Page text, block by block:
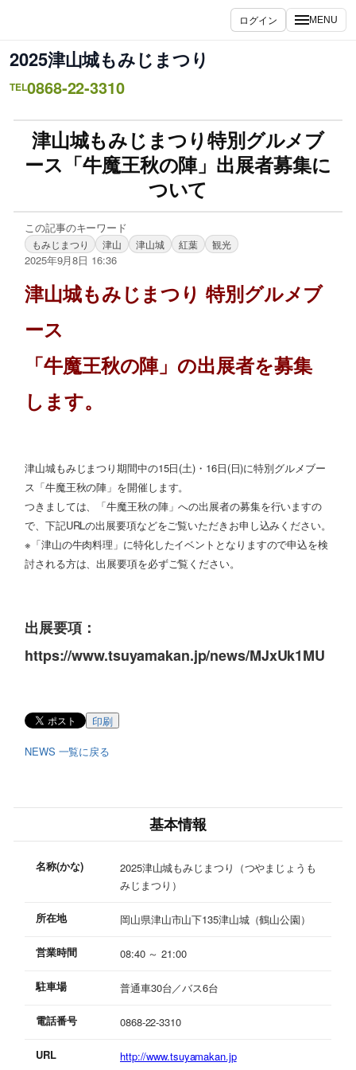
ログイン MENU
2025津山城もみじまつり
TEL0868-22-3310
津山城もみじまつり特別グルメブ
ース「牛魔王秋の陣」出展者募集に
ついて
この記事のキーワード
もみじまつり 津山 津山城 紅葉 観光
2025年9月8日 16:36
津山城もみじまつり 特別グルメブ
ース
「牛魔王秋の陣」の出展者を募集
します。
津山城もみじまつり期間中の15日(土)・16日(日)に特別グルメブー
ス「牛魔王秋の陣」を開催します。
つきましては、「牛魔王秋の陣」への出展者の募集を行いますの
で、下記URLの出展要項などをご覧いただきお申し込みください。
※「津山の牛肉料理」に特化したイベントとなりますので申込を検
討される方は、出展要項を必ずご覧ください。
出展要項：
https://www.tsuyamakan.jp/news/MJxUk1MU
印刷
NEWS 一覧に戻る
基本情報
名称(かな)
2025津山城もみじまつり（つやまじょうも
みじまつり）
所在地 岡山県津山市山下135津山城（鶴山公園）
営業時間 08:40 ～ 21:00
駐車場 普通車30台／バス6台
電話番号 0868-22-3310
URL http://www.tsuyamakan.jp